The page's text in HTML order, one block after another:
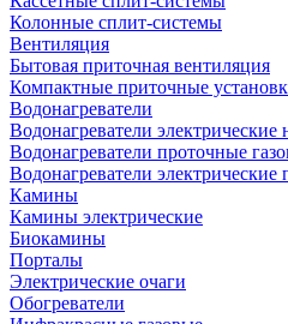
Колонные сплит-системы
Вентиляция
Бытовая приточная вентиляция
Компактные приточные
Водонагреватели
Водонагреватели электрические
Водонагреватели проточные
Водонагреватели электрические
Камины
Камины электрические
Биокамины
Порталы
Электрические очаги
Обогреватели